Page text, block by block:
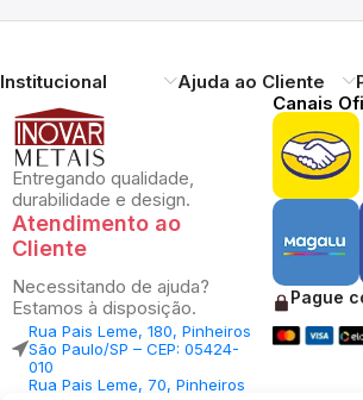
Institucional Ajuda ao Cliente
Entregando qualidade,
durabilidade e design.
Atendimento ao
Cliente
Necessitando de ajuda?
Estamos à disposição.
Rua Pais Leme, 180, Pinheiros
São Paulo/SP – CEP: 05424-
010
Rua Pais Leme, 70, Pinheiros
Canais
Pague